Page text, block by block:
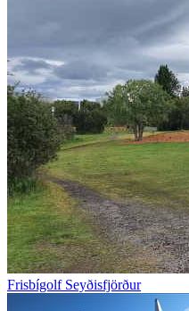
Frisbígolf Seyðisfjörður